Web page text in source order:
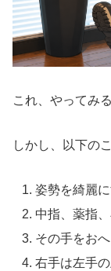
これ、やってみ
しかし、以下の
姿勢を綺麗
中指、薬指
その手をお
右手は左手